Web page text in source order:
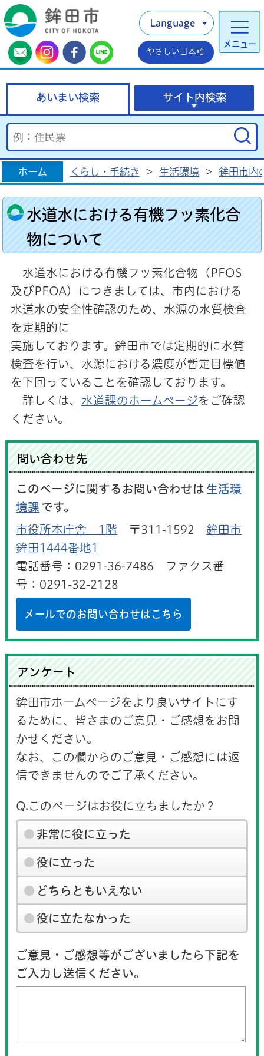
メニュー
Language
やさしい日本語
あいまい検索 サイト内検索
ホーム くらし・手続き > 生活環境 > 鉾田市内
水道水における有機フッ素化合
物について
水道水における有機フッ素化合物（PFOS
及びPFOA）につきましては、市内における
水道水の安全性確認のため、水源の水質検査
を定期的に
実施しております。鉾田市では定期的に水質
検査を行い、水源における濃度が暫定目標値
を下回っていることを確認しております。
詳しくは、 水道課のホームページをご確認
ください。
問い合わせ先
このページに関するお問い合わせは 生活環
境課 です。
市役所本庁舎 1階 〒311-1592 鉾田市
鉾田1444番地1
電話番号：0291-36-7486 ファクス番
号：0291-32-2128
メールでのお問い合わせはこちら
アンケート
鉾田市ホームページをより良いサイトにす
るために、皆さまのご意見・ご感想をお聞
かせください。
なお、この欄からのご意見・ご感想には返
信できませんのでご了承ください。
Q.このページはお役に立ちましたか？
非常に役に立った
役に立った
どちらともいえない
役に立たなかった
ご意見・ご感想等がございましたら下記を
ご入力し送信ください。